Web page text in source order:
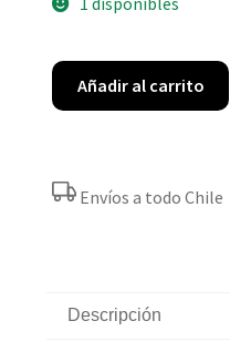
Añadir al carrito
Envíos a todo Chile
Descripción